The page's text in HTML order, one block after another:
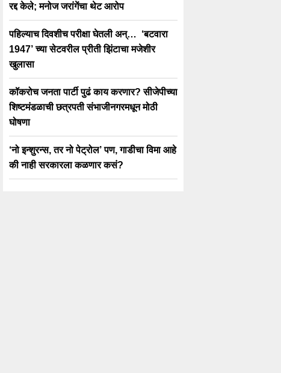
रद्द केले; मनोज जरांगेंचा थेट आरोप
पहिल्याच दिवशीच परीक्षा घेतली अन्… ‘बटवारा
1947’ च्या सेटवरील प्रीती झिंटाचा मजेशीर
खुलासा
कॉकरोच जनता पार्टी पुढं काय करणार? सीजेपीच्या
शिष्टमंडळाची छत्रपती संभाजीनगरमधून मोठी
घोषणा
‘नो इन्शुरन्स, तर नो पेट्रोल’ पण, गाडीचा विमा आहे
की नाही सरकारला कळणार कसं?